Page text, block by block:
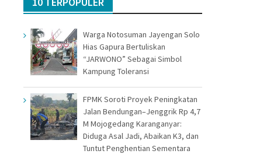
Warga Notosuman Jayengan Solo
Hias Gapura Bertuliskan
“JARWONO” Sebagai Simbol
Kampung Toleransi
FPMK Soroti Proyek Peningkatan
Jalan Bendungan–Jenggrik Rp 4,7
M Mojogedang Karanganyar:
Diduga Asal Jadi, Abaikan K3, dan
Tuntut Penghentian Sementara